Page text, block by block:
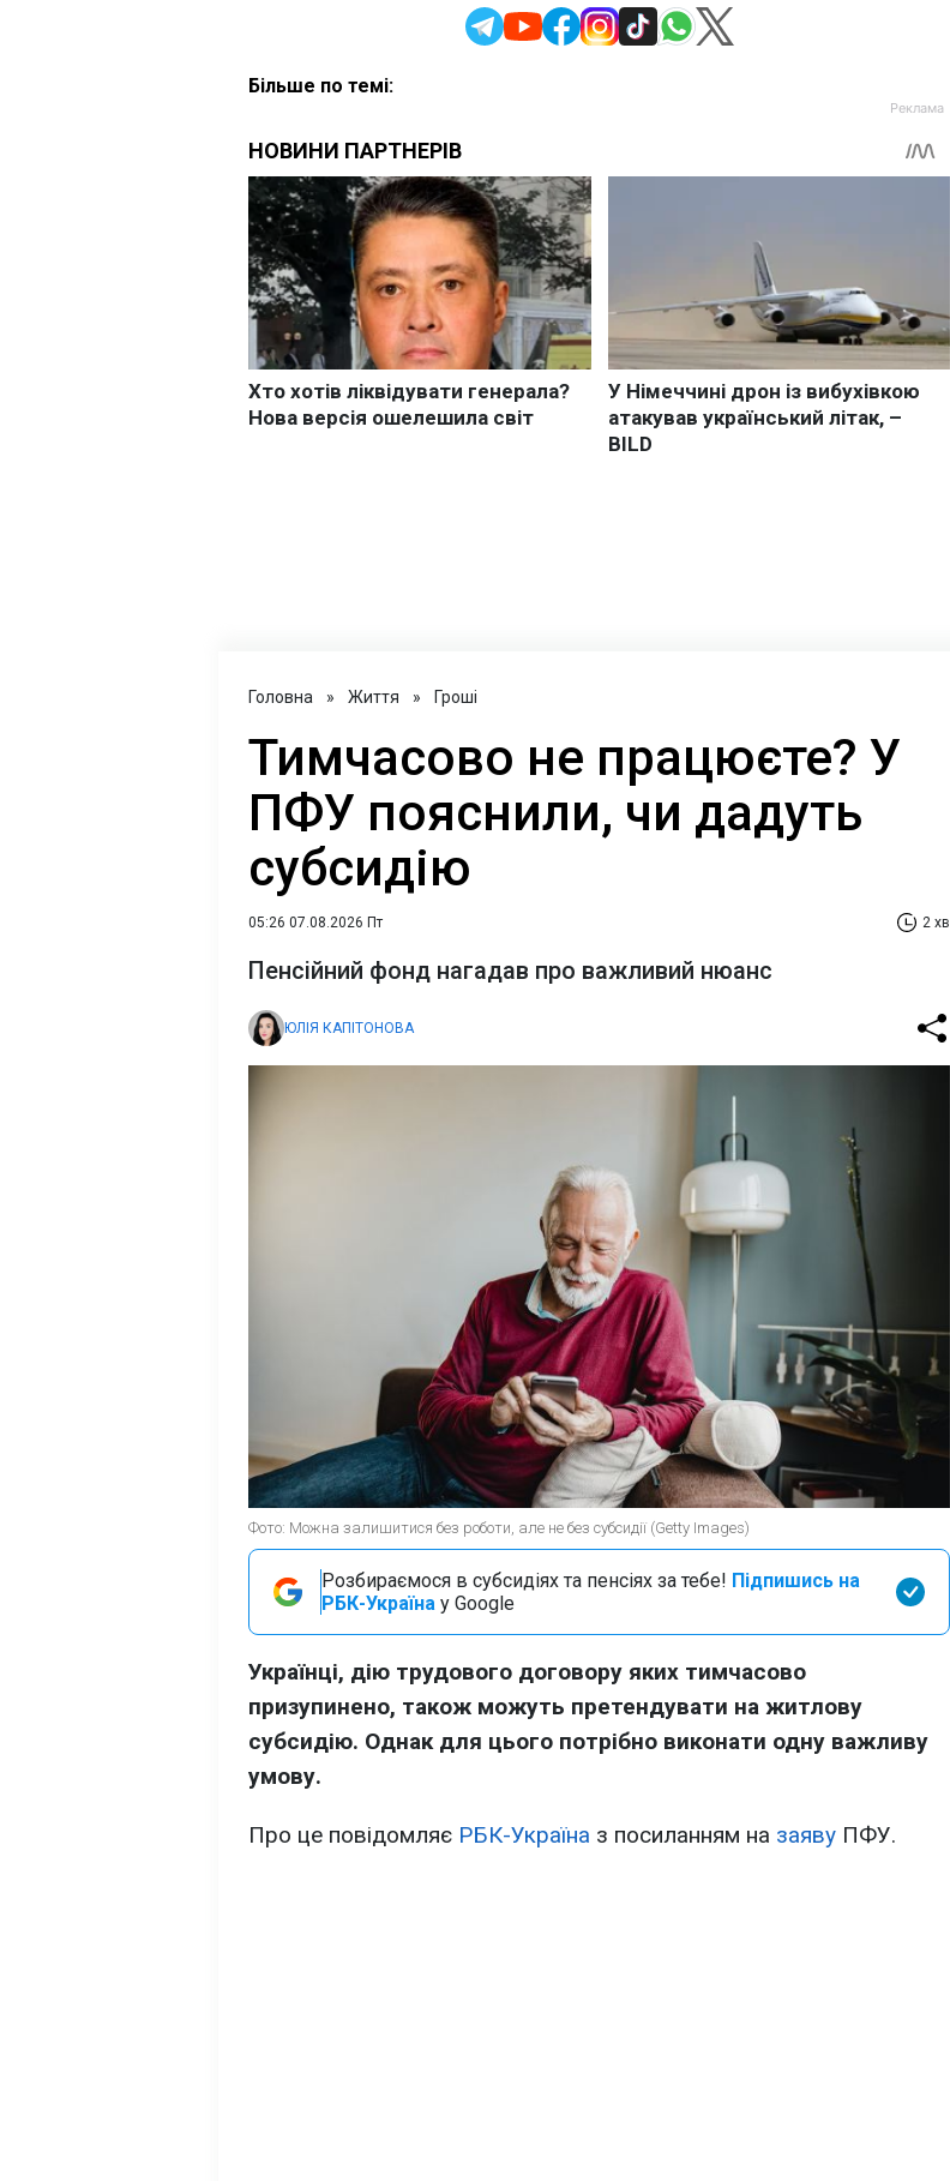
Більше по темі:
Головна » Життя » Гроші
Тимчасово не працюєте? У
ПФУ пояснили, чи дадуть
субсидію
05:26 07.08.2026 Пт 2 хв
Пенсійний фонд нагадав про важливий нюанс
ЮЛІЯ КАПІТОНОВА
Фото: Можна залишитися без роботи, але не без субсидії (Getty Images)
Розбираємося в субсидіях та пенсіях за тебе! Підпишись на
РБК-Україна у Google
Українці, дію трудового договору яких тимчасово
призупинено, також можуть претендувати на житлову
субсидію. Однак для цього потрібно виконати одну важливу
умову.
Про це повідомляє РБК-Україна з посиланням на заяву ПФУ.